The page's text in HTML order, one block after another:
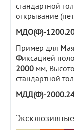
стандартной
открывание
МДО(Ф)-
Пример для М
Фиксацией
2000 мм,
стандартной
МДД(Ф)-